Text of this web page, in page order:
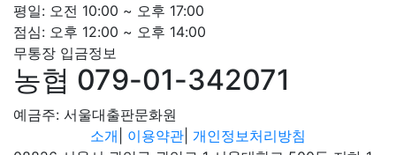
평일: 오전 10:00 ~ 오후 17:00
점심: 오후 12:00 ~ 오후 14:00
무통장 입금정보
농협 079-01-342071
예금주: 서울대출판문화원
소개
이용약관 개인정보처리방침